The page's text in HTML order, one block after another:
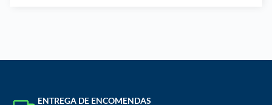
ENTREGA DE ENCOMENDAS